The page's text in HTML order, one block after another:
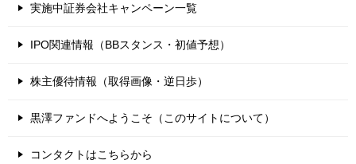
実施中証券会社キャンペーン一覧
IPO関連情報（BBスタンス・初値予想）
株主優待情報（取得画像・逆日歩）
黒澤ファンドへようこそ（このサイトについて）
コンタクトはこちらから